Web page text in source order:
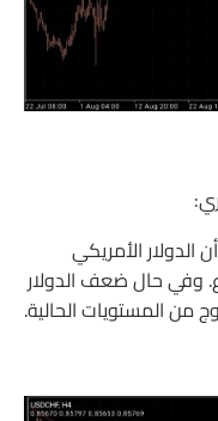
الدولار الأمريكي
وفي حال ضعف الدولار
من المستويات الحالية.